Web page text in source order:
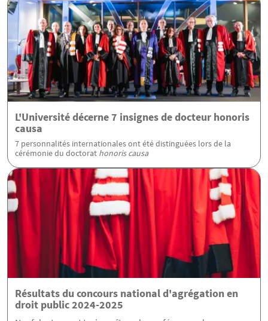
L'Université décerne 7 insignes de docteur honoris
causa
7 personnalités internationales ont été distinguées lors de la
cérémonie du doctorat honoris causa
Résultats du concours national d'agrégation en
droit public 2024-2025